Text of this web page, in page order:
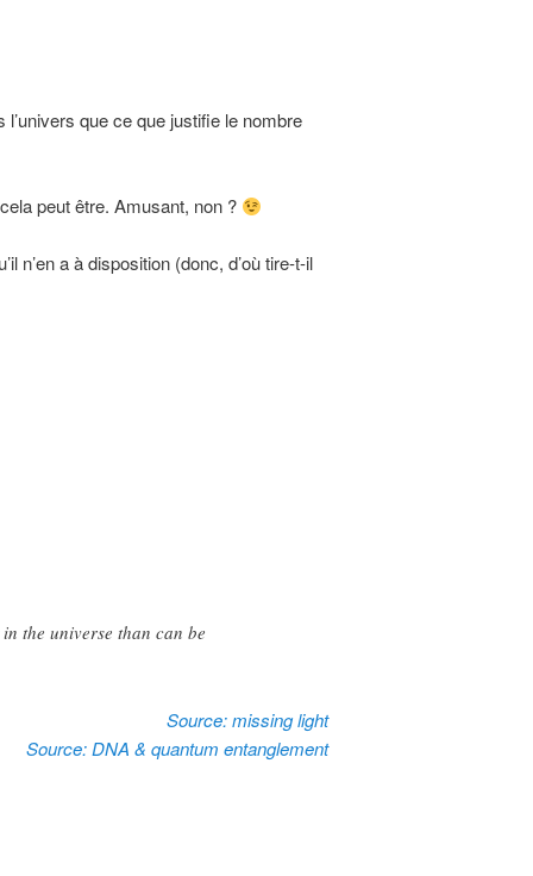
que ce que justifie le nombre
peut être. Amusant, non ?
n’en a à disposition (donc, d’où tire-t-il
in the universe than can be
Source: missing light
Source: DNA & quantum entanglement